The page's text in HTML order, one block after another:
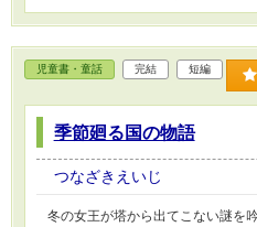
児童書・童話 完結 短編
季節廻る国の物語
つなざきえいじ
冬の女王が塔から出てこない謎を